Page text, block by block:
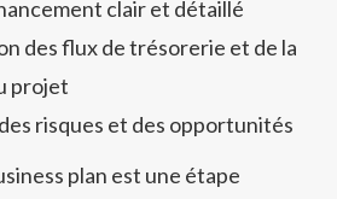
clair et détaillé
des flux de trésorerie et de la
projet
risques et des opportunités
plan est une étape